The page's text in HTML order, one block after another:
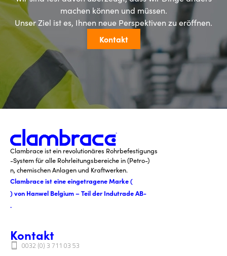
machen können und müssen.
Unser Ziel ist es, Ihnen neue Perspektiven zu eröffnen.
Kontakt
Clambrace ist ein revolutionäres Rohrbefestigungs
-System für alle Rohrleitungsbereiche in (Petro-)
n, chemischen Anlagen und Kraftwerken.
Clambrace ist eine eingetragene Marke (
) von Hanwel Belgium – Teil der Indutrade AB-
.
Kontakt
0032 (0) 3 711 03 53